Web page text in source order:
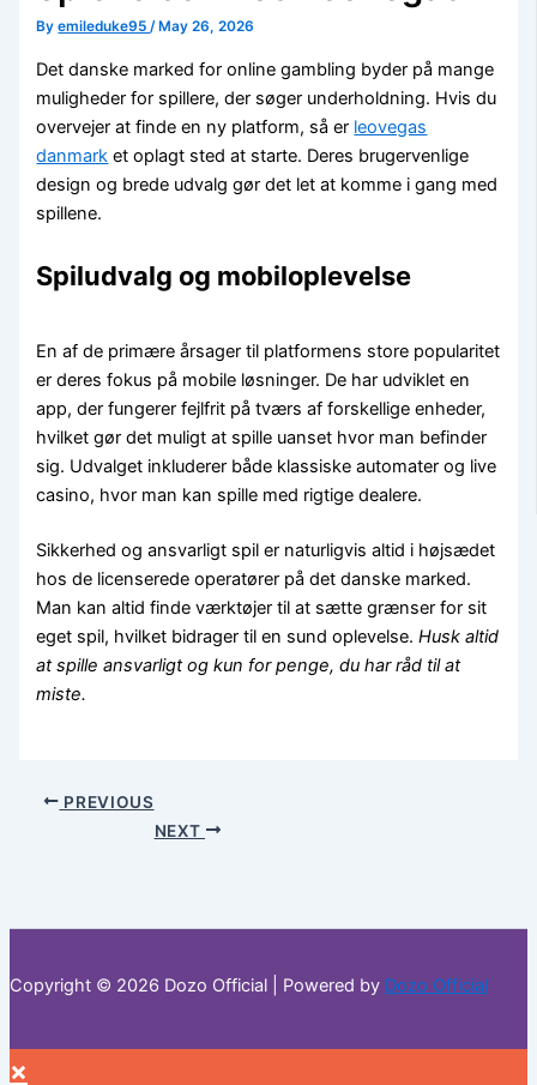
Byemileduke95/ May 26, 2026
Det danske marked for online gambling byder på mange
muligheder for spillere, der søger underholdning. Hvis du
overvejer at finde en ny platform, så er leovegas
danmark et oplagt sted at starte. Deres brugervenlige
design og brede udvalg gør det let at komme i gang med
spillene.
Spiludvalg og mobiloplevelse
En af de primære årsager til platformens store popularitet
er deres fokus på mobile løsninger. De har udviklet en
app, der fungerer fejlfrit på tværs af forskellige enheder,
hvilket gør det muligt at spille uanset hvor man befinder
sig. Udvalget inkluderer både klassiske automater og live
casino, hvor man kan spille med rigtige dealere.
Sikkerhed og ansvarligt spil er naturligvis altid i højsædet
hos de licenserede operatører på det danske marked.
Man kan altid finde værktøjer til at sætte grænser for sit
eget spil, hvilket bidrager til en sund oplevelse.Husk altid
at spille ansvarligt og kun for penge, du har råd til at
miste.
PREVIOUS
NEXT
Copyright © 2026 Dozo Official | Powered by Dozo Official
×